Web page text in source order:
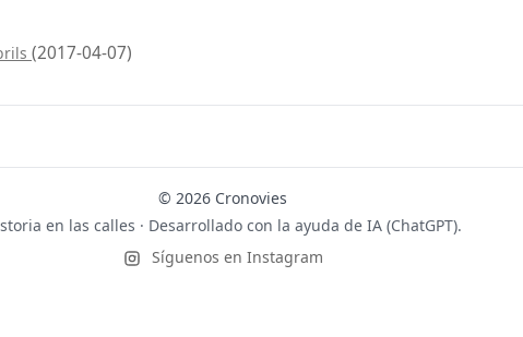
(2017-04-07)
© 2026 Cronovies
en las calles · Desarrollado con la ayuda de IA (ChatGPT).
Síguenos en Instagram